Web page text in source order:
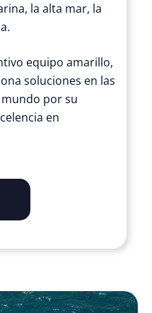
la alta mar, la
equipo amarillo,
soluciones en las
por su
en